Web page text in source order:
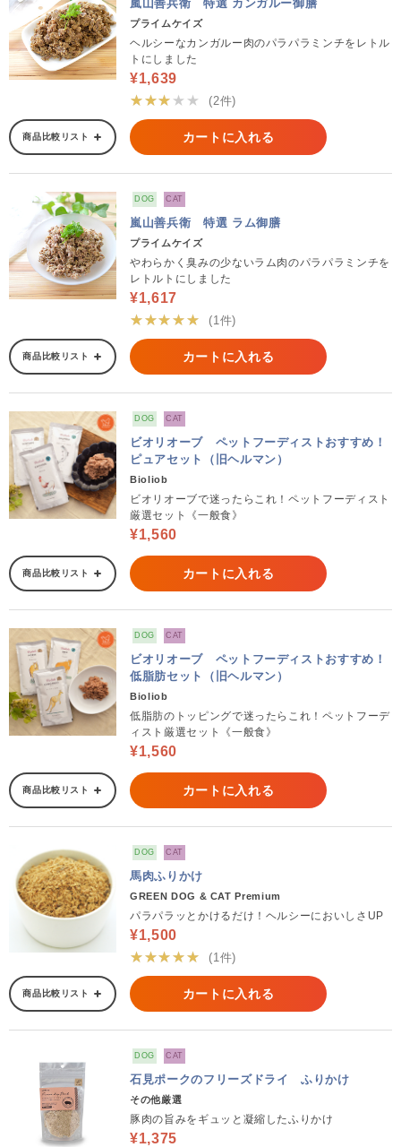
嵐山善兵衛 特選 カンガルー御膳
プライムケイズ
ヘルシーなカンガルー肉のパラパラミンチをレトル
トにしました
¥1,639
★★★★★
(2件)
商品比較リスト カートに入れる
DOG CAT
嵐山善兵衛 特選 ラム御膳
プライムケイズ
やわらかく臭みの少ないラム肉のパラパラミンチを
レトルトにしました
¥1,617
★★★★★
(1件)
商品比較リスト カートに入れる
DOG CAT
ビオリオーブ ペットフーディストおすすめ！
ピュアセット（旧ヘルマン）
Bioliob
ビオリオーブで迷ったらこれ！ペットフーディスト
厳選セット《一般食》
¥1,560
商品比較リスト カートに入れる
DOG CAT
ビオリオーブ ペットフーディストおすすめ！
低脂肪セット（旧ヘルマン）
Bioliob
低脂肪のトッピングで迷ったらこれ！ペットフーデ
ィスト厳選セット《一般食》
¥1,560
商品比較リスト カートに入れる
DOG CAT
馬肉ふりかけ
GREEN DOG & CAT Premium
パラパラッとかけるだけ！ヘルシーにおいしさUP
¥1,500
★★★★★
(1件)
商品比較リスト カートに入れる
DOG CAT
石見ポークのフリーズドライ ふりかけ
その他厳選
豚肉の旨みをギュッと凝縮したふりかけ
¥1,375